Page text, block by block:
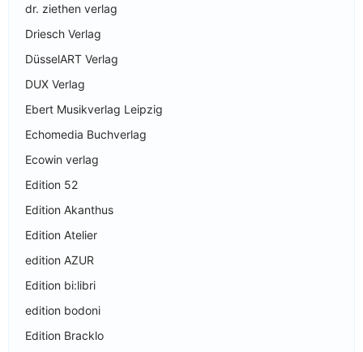
dr. ziethen verlag
Driesch Verlag
DüsselART Verlag
DUX Verlag
Ebert Musikverlag Leipzig
Echomedia Buchverlag
Ecowin verlag
Edition 52
Edition Akanthus
Edition Atelier
edition AZUR
Edition bi:libri
edition bodoni
Edition Bracklo